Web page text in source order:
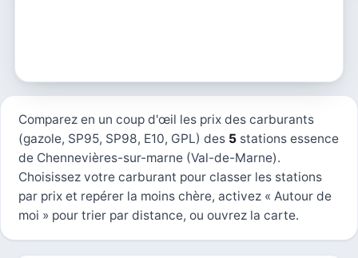
Comparez en un coup d'œil les prix des carburants
(gazole, SP95, SP98, E10, GPL) des 5 stations essence
de Chennevières-sur-marne (Val-de-Marne).
Choisissez votre carburant pour classer les stations
par prix et repérer la moins chère, activez « Autour de
moi » pour trier par distance, ou ouvrez la carte.